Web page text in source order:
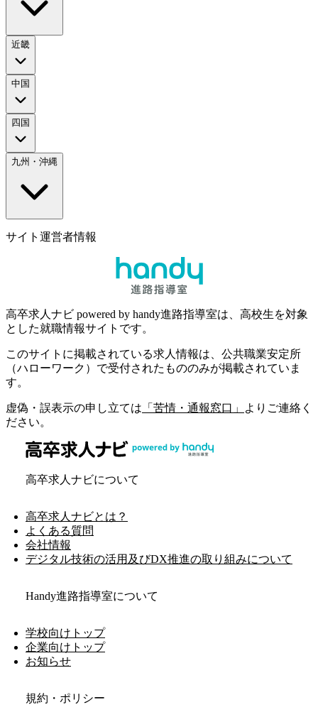
近畿
中国
四国
九州・沖縄
サイト運営者情報
高卒求人ナビ powered by handy進路指導室は、高校生を対象
とした就職情報サイトです。
このサイトに掲載されている求人情報は、公共職業安定所
（ハローワーク）で受付されたもののみが掲載されていま
す。
虚偽・誤表示の申し立ては 「苦情・通報窓口」
よりご連絡く
ださい。
高卒求人ナビについて
高卒求人ナビとは？
よくある質問
会社情報
デジタル技術の活用及びDX推進の取り組みについて
Handy進路指導室について
学校向けトップ
企業向けトップ
お知らせ
規約・ポリシー